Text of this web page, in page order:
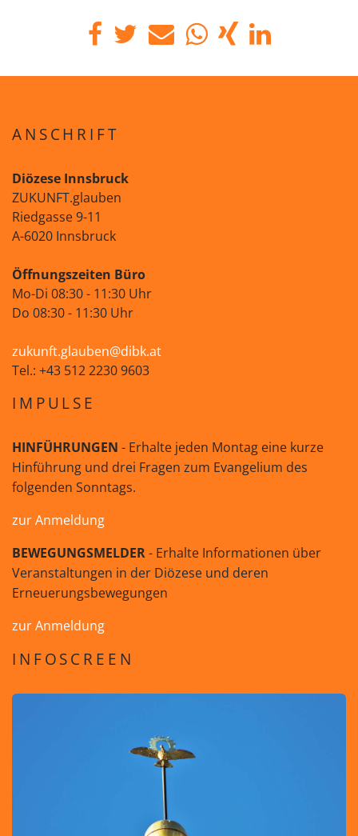
ANSCHRIFT
Diözese Innsbruck
ZUKUNFT.glauben
Riedgasse 9-11
A-6020 Innsbruck
Öffnungszeiten Büro
Mo-Di 08:30 - 11:30 Uhr
Do 08:30 - 11:30 Uhr
zukunft.glauben@dibk.at
Tel.: +43 512 2230 9603
IMPULSE
HINFÜHRUNGEN - Erhalte jeden Montag eine kurze
Hinführung und drei Fragen zum Evangelium des
folgenden Sonntags.
zur Anmeldung
BEWEGUNGSMELDER- Erhalte Informationen über
Veranstaltungen in der Diözese und deren
Erneuerungsbewegungen
zur Anmeldung
INFOSCREEN